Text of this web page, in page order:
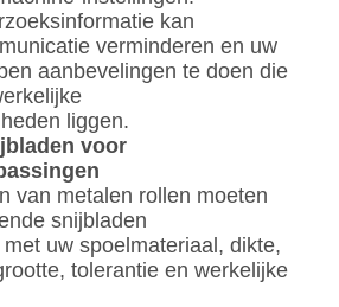
kan
verminderen en uw
aanbevelingen te doen die
liggen.
voor
van metalen rollen moeten
snijbladen
uw spoelmateriaal, dikte,
tolerantie en werkelijke